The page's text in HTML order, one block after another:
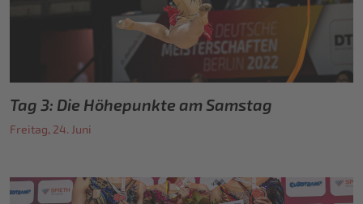
Tag 3: Die Höhepunkte am Samstag
Freitag, 24. Juni